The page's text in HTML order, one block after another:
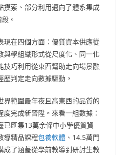
摸索、部分利用邁向了體系集成
。
現在四個方面：優質資本供應從
與學組織形式從尺度化、同一化
技巧利用從東西幫助走向場景融
判定走向數據驅動。
界範圍最年夜且高東西的品質的
完成新晉陞。來看一組數據：
已匯集13萬余條中小學優質資
導精品課程包養軟體 、14.5萬門
成了涵蓋從學前教導到研討生教